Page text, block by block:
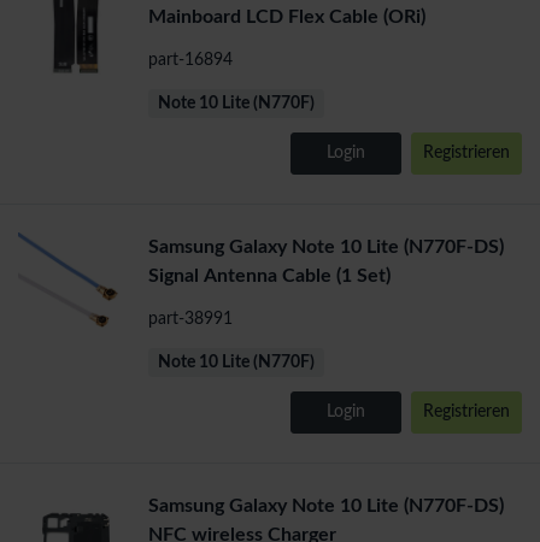
Mainboard LCD Flex Cable (ORi)
part-16894
Note 10 Lite (N770F)
Login Registrieren
Samsung Galaxy Note 10 Lite (N770F-DS)
Signal Antenna Cable (1 Set)
part-38991
Note 10 Lite (N770F)
Login Registrieren
Samsung Galaxy Note 10 Lite (N770F-DS)
NFC wireless Charger